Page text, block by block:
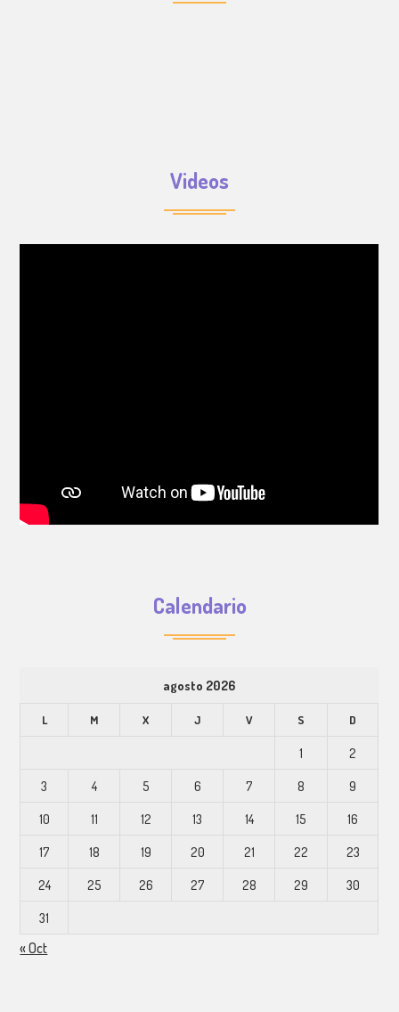
Videos
Calendario
agosto 2026
L M X J V S D
1 2
3 4 5 6 7 8 9
10 11 12 13 14 15 16
17 18 19 20 21 22 23
24 25 26 27 28 29 30
31
« Oct